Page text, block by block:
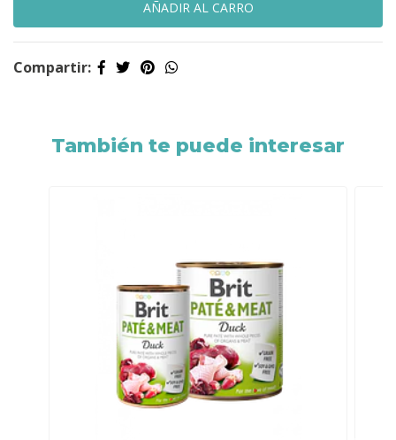
Compartir:
También te puede interesar